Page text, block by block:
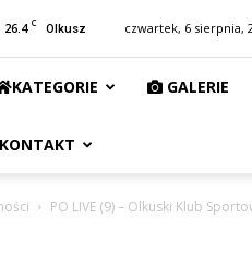
26.4 C Olkusz czwartek, 6 sierpnia,
KATEGORIE GALERIE
KONTAKT
PO LIVE (9) – Olkuski Klub